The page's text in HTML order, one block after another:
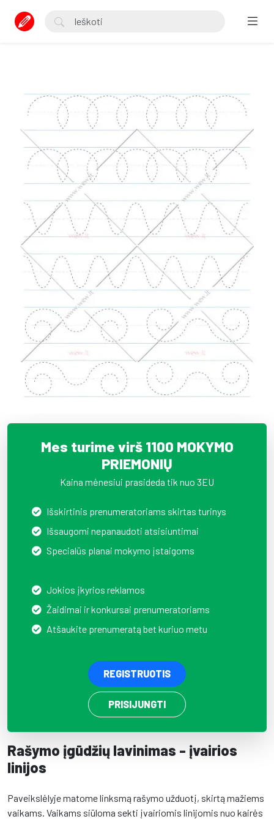
Mes turime virš 1100 MOKYMO
PRIEMONIŲ
Kaina mėnesiui prasideda tik nuo 3EU
Išskirtinis prenumeratoriams skirtas turinys
Išsaugomi nepanaudoti atsisiuntimai
Specialūs planai mokymo įstaigoms
Jokios įkyrios reklamos
Žaidimai ir konkursai prenumeratoriams
Atšaukite prenumeratą bet kuriuo metu
REGISTRUOTIS
PRISIJUNGTI
Rašymo įgūdžių lavinimas - įvairios
linijos
Paveikslėlyje matome linksmą rašymo užduotį, skirtą mažiems
vaikams. Vaikams siūloma sekti įvairiomis linijomis nuo kairės